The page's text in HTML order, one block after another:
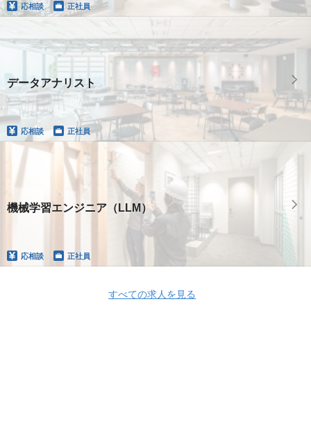
応相談 正社員
データアナリスト
応相談 正社員
機械学習エンジニア（LLM）
応相談 正社員
すべての求人を見る